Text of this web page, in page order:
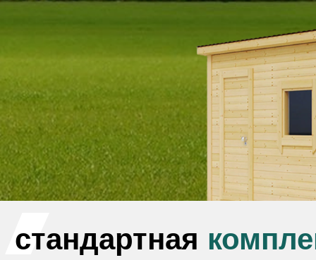
Каркас и лаги
Каркас:брусок 100×40 мм
Фундамент и гидроизоляция